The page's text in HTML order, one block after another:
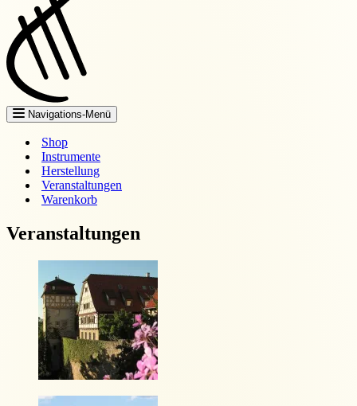
Navigations-Menü
Shop
Instrumente
Herstellung
Veranstaltungen
Warenkorb
Veranstaltungen